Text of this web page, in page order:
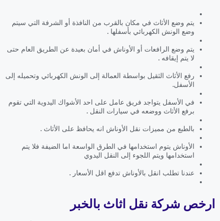
يتم وضع الأثاث في مكان بالقرب من النافذة أو الشرفة التي سيتم
وضع الونش الكهربائي بأسفلها .
يتم وضع الرافعات أو الأوناش في أمان بعيدة عن الطريق العام حتى
لا يتم إيقافه .
رفع الأثاث الثقيل بواسطة العمالة إلى الونش الكهربائي وتحميله إلى
الأسفل.
في الأسفل يتواجد فريق عامل على احد الأشواك اليدوية التي تقوم
برفع الأثاث ووضعه في سيارات النقل .
بالطبع من مميزات نقل الأوناش انه يحافظ على الأثاث .
الأوناش يتوم استخدامها في الطرق الواسعة اما الضيفة فلا يتم
استخدامها ويتم اللجوء إلى النقل اليدوي
عندنا تطلب انقل بالأوناش تدفع اقل الأسعار .
ارخص شركة نقل اثاث بالخبر